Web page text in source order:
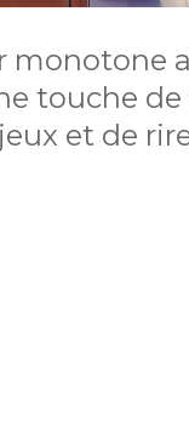
touche
et de